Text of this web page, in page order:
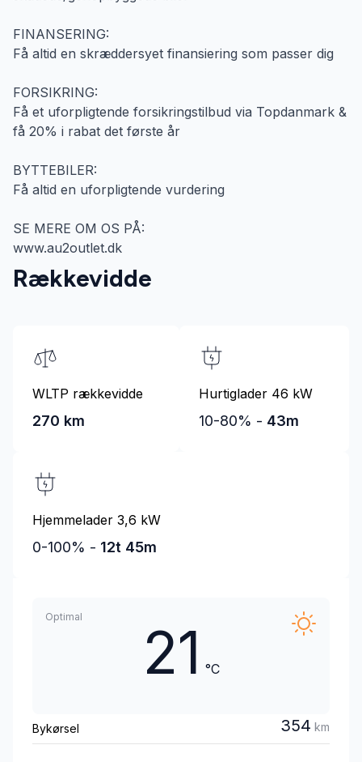
FINANSERING:
Få altid en skræddersyet finansiering som passer dig
FORSIKRING:
Få et uforpligtende forsikringstilbud via Topdanmark &
få 20% i rabat det første år
BYTTEBILER:
Få altid en uforpligtende vurdering
SE MERE OM OS PÅ:
www.au2outlet.dk
Rækkevidde
WLTP rækkevidde
270 km
Hurtiglader 46 kW
10-80% - 43m
Hjemmelader 3,6 kW
0-100% - 12t 45m
Optimal
21 °C
Bykørsel 354 km